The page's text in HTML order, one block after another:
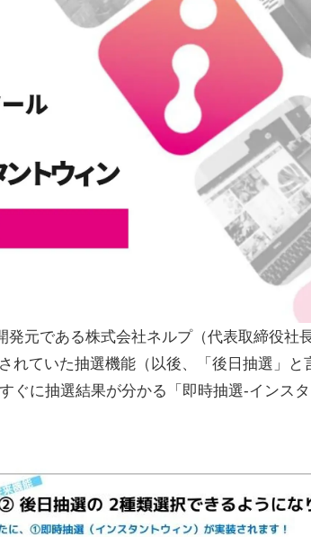
元である株式会社ネルプ（代表取締役社長
れていた抽選機能（以後、「後日抽選」と
ぐに抽選結果が分かる「即時抽選-インス